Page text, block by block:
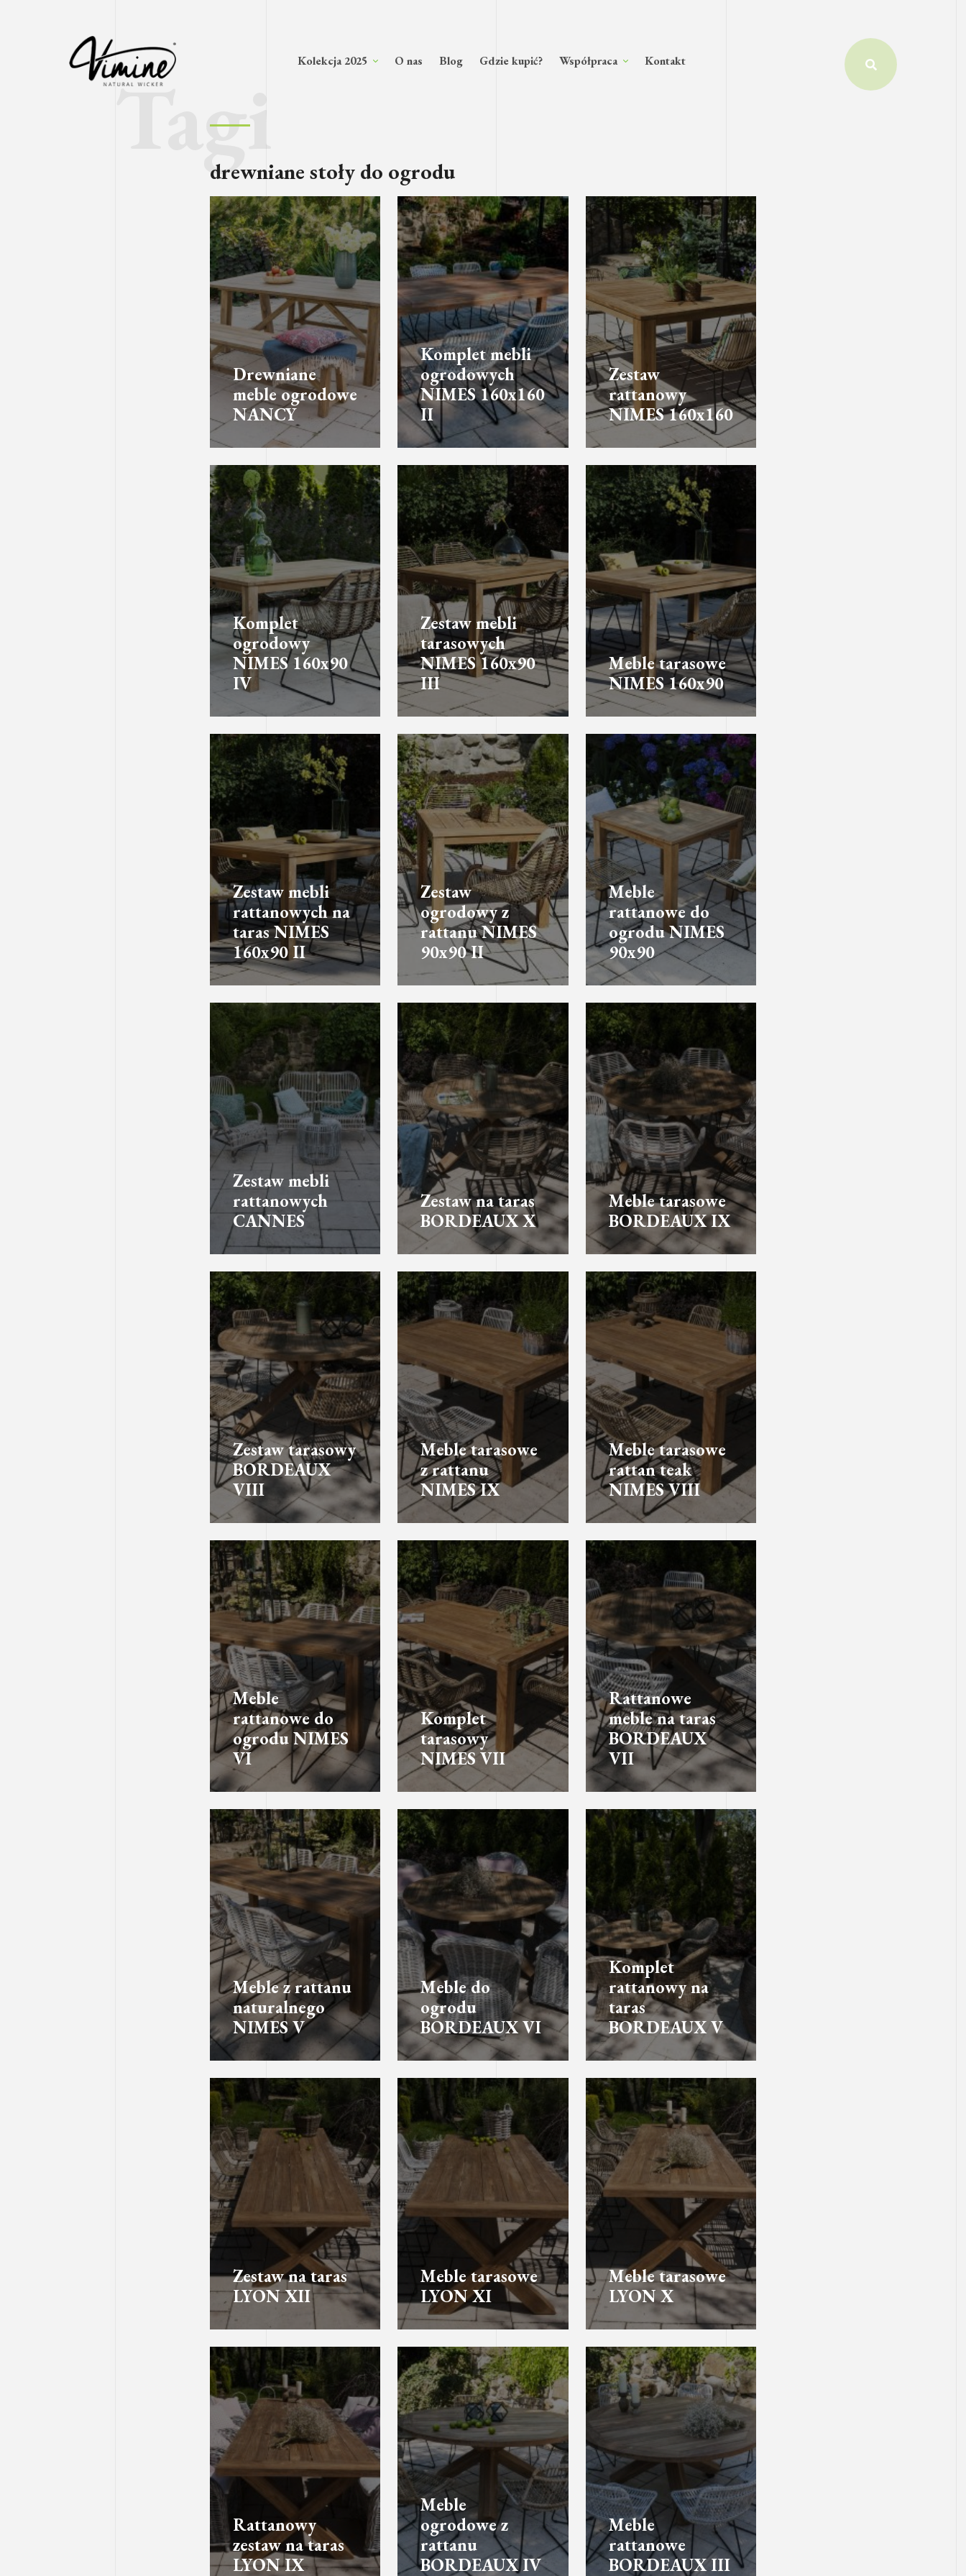
Kolekcja 2025 O nas Blog Gdzie kupić? Współpraca Kontakt
drewniane stoły do ogrodu
Drewniane
meble ogrodowe
NANCY
Komplet mebli
ogrodowych
NIMES 160x160
II
Zestaw
rattanowy
NIMES 160x160
Komplet
ogrodowy
NIMES 160x90
IV
Zestaw mebli
tarasowych
NIMES 160x90
III
Meble tarasowe
NIMES 160x90
Zestaw mebli
rattanowych na
taras NIMES
160x90 II
Zestaw
ogrodowy z
rattanu NIMES
90x90 II
Meble
rattanowe do
ogrodu NIMES
90x90
Zestaw mebli
rattanowych
CANNES
Zestaw na taras
BORDEAUX X
Meble tarasowe
BORDEAUX IX
Zestaw tarasowy
BORDEAUX
VIII
Meble tarasowe
z rattanu
NIMES IX
Meble tarasowe
rattan teak
NIMES VIII
Meble
rattanowe do
ogrodu NIMES
VI
Komplet
tarasowy
NIMES VII
Rattanowe
meble na taras
BORDEAUX
VII
Meble z rattanu
naturalnego
NIMES V
Meble do
ogrodu
BORDEAUX VI
Komplet
rattanowy na
taras
BORDEAUX V
Zestaw na taras
LYON XII
Meble tarasowe
LYON XI
Meble tarasowe
LYON X
Rattanowy
zestaw na taras
LYON IX
Meble
ogrodowe z
rattanu
BORDEAUX IV
Meble
rattanowe
BORDEAUX III